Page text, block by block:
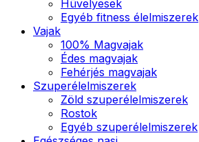
Hüvelyesek
Egyéb fitness élelmiszerek
Vajak
100% Magvajak
Édes magvajak
Fehérjés magvajak
Szuperélelmiszerek
Zöld szuperélelmiszerek
Rostok
Egyéb szuperélelmiszerek